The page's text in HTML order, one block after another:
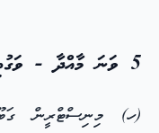
5 ވަނަ މާއްދާ - ވަގުތީ ލައިސަންސް
(ހ) މިނިސްޓްރީން